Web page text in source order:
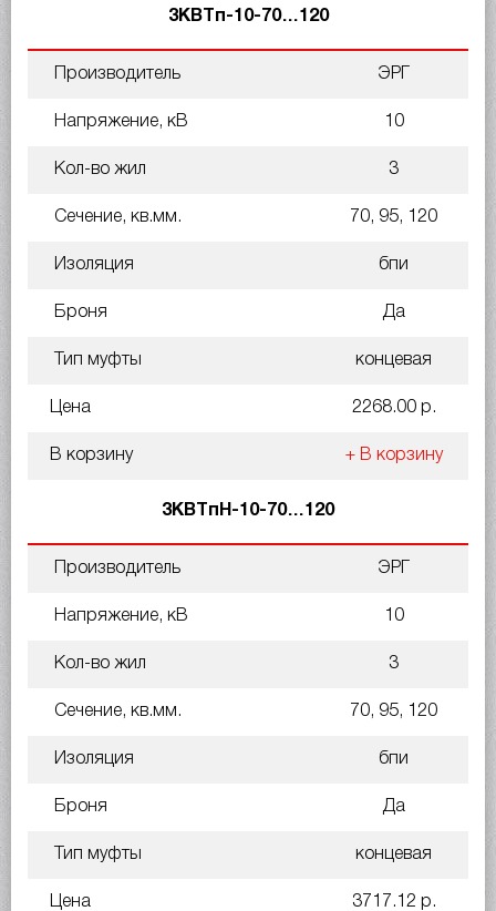
3КВТп-10-70…120
Производитель ЭРГ
Напряжение, кВ 10
Кол-во жил 3
Сечение, кв.мм. 70, 95, 120
Изоляция бпи
Броня Да
Тип муфты концевая
Цена 2268.00 р.
В корзину + В корзину
3КВТпН-10-70…120
Производитель ЭРГ
Напряжение, кВ 10
Кол-во жил 3
Сечение, кв.мм. 70, 95, 120
Изоляция бпи
Броня Да
Тип муфты концевая
Цена 3717.12 р.